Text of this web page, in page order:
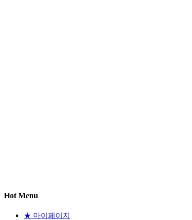
Hot Menu
★ 마이페이지